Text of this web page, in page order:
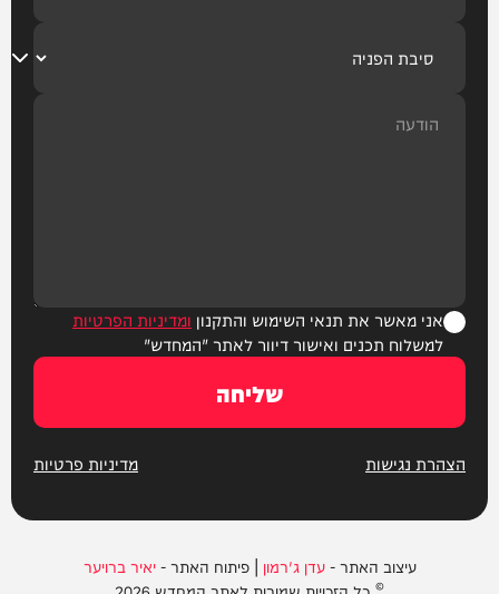
אני מאשר את תנאי השימוש והתקנון ומדיניות הפרטיות
למשלוח תכנים ואישור דיוור לאתר "המחדש"
שליחה
הצהרת נגישות מדיניות פרטיות
עיצוב האתר -עדן ג'רמון | פיתוח האתר -יאיר ברויער